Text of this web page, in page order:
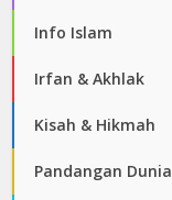
Info Islam
Irfan & Akhlak
Kisah & Hikmah
Pandangan Dunia